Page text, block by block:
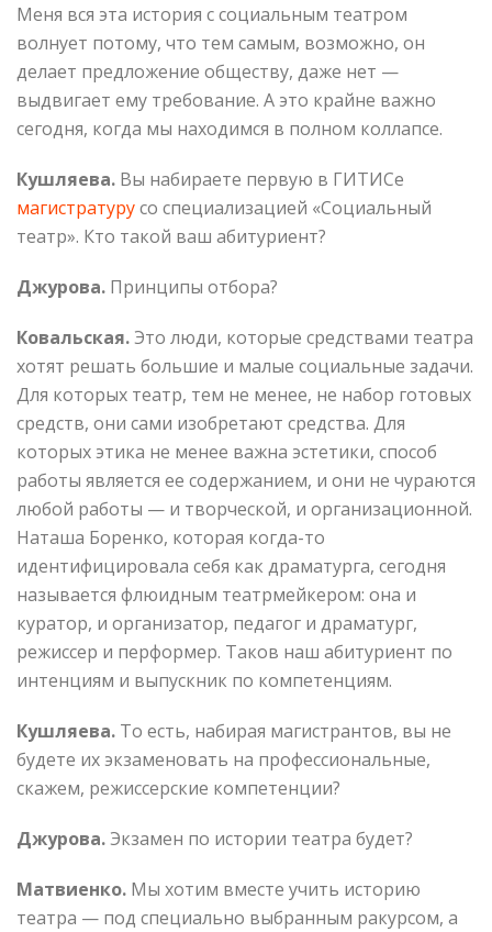
Меня вся эта история с социальным театром
волнует потому, что тем самым, возможно, он
делает предложение обществу, даже нет —
выдвигает ему требование. А это крайне важно
сегодня, когда мы находимся в полном коллапсе.
Кушляева. Вы набираете первую в ГИТИСе
магистратурусо специализацией «Социальный
театр». Кто такой ваш абитуриент?
Джурова. Принципы отбора?
Ковальская. Это люди, которые средствами театра
хотят решать большие и малые социальные задачи.
Для которых театр, тем не менее, не набор готовых
средств, они сами изобретают средства. Для
которых этика не менее важна эстетики, способ
работы является ее содержанием, и они не чураются
любой работы — и творческой, и организационной.
Наташа Боренко, которая когда-то
идентифицировала себя как драматурга, сегодня
называется флюидным театрмейкером: она и
куратор, и организатор, педагог и драматург,
режиссер и перформер. Таков наш абитуриент по
интенциям и выпускник по компетенциям.
Кушляева. То есть, набирая магистрантов, вы не
будете их экзаменовать на профессиональные,
скажем, режиссерские компетенции?
Джурова. Экзамен по истории театра будет?
Матвиенко. Мы хотим вместе учить историю
театра — под специально выбранным ракурсом, а